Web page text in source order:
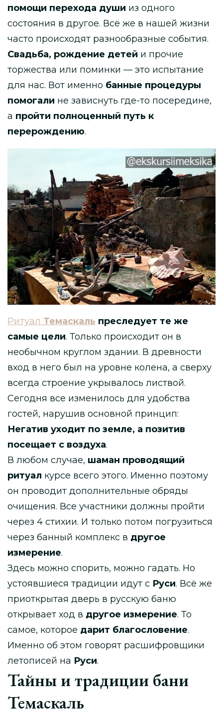
помощи перехода души из одного
состояния в другое. Всё же в нашей жизни
часто происходят разнообразные события.
Свадьба, рождение детей и прочие
торжества или поминки — это испытание
для нас. Вот именно банные процедуры
помогали не зависнуть где-то посередине,
а пройти полноценный путь к
перерождению.
Ритуал Темаскаль преследует те же
самые цели. Только происходит он в
необычном круглом здании. В древности
вход в него был на уровне колена, а сверху
всегда строение укрывалось листвой.
Сегодня все изменилось для удобства
гостей, нарушив основной принцип:
Негатив уходит по земле, а позитив
посещает с воздуха.
В любом случае, шаман проводящий
ритуал курсе всего этого. Именно поэтому
он проводит дополнительные обряды
очищения. Все участники должны пройти
через 4 стихии. И только потом погрузиться
через банный комплекс в другое
измерение.
Здесь можно спорить, можно гадать. Но
устоявшиеся традиции идут с Руси. Всё же
приоткрытая дверь в русскую баню
открывает ход в другое измерение. То
самое, которое дарит благословение.
Именно об этом говорят расшифровщики
летописей на Руси.
Тайны и традиции бани
Темаскаль